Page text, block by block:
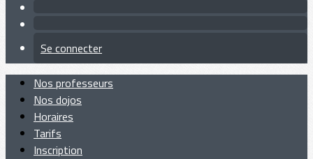
Se connecter
Nos professeurs
Nos dojos
Horaires
Tarifs
Inscription